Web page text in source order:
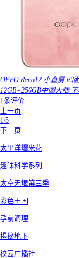
OPPO Reno12 小直屏
12GB+256GB中国大陆
1条评价
上一页
1/5
下一页
太平洋爆米花
趣味科学系列
太空无垠第三季
彩色王国
孕前调理
揭秘地下
校园广播社